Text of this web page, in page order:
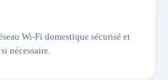
Wi-Fi domestique sécurisé et
nécessaire.